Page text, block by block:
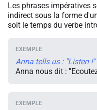
Les phrases impératives
indirect sous la forme
soit le temps du verbe
Anna tells us : "Listen
Anna nous dit :